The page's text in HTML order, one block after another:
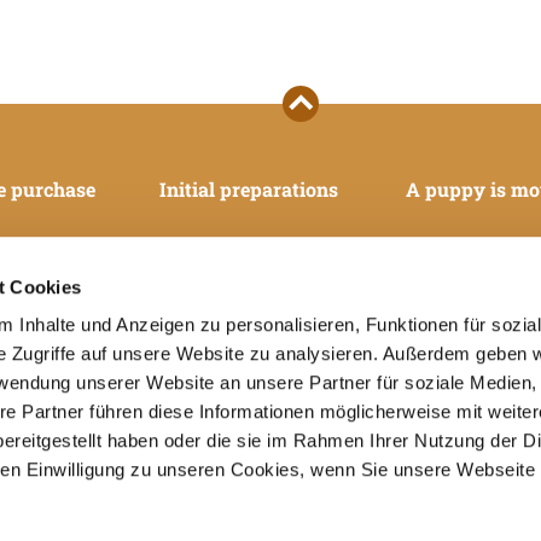
Cookies
Inhalte und Anzeigen zu personalisieren, Funktionen für
Zugriffe auf unsere Website zu analysieren. Außerdem geben
unserer Website an unsere Partner für soziale Medien,
Partner führen diese Informationen möglicherweise mit
haben oder die sie im Rahmen Ihrer Nutzung der
Einwilligung zu unseren Cookies, wenn Sie unsere Webseite
purchase Initial preparations A puppy is